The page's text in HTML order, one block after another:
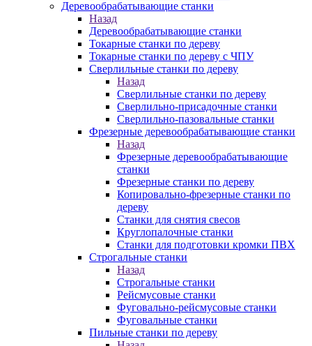
Деревообрабатывающие станки
Назад
Деревообрабатывающие станки
Токарные станки по дереву
Токарные станки по дереву с ЧПУ
Сверлильные станки по дереву
Назад
Сверлильные станки по дереву
Сверлильно-присадочные станки
Сверлильно-пазовальные станки
Фрезерные деревообрабатывающие станки
Назад
Фрезерные деревообрабатывающие
станки
Фрезерные станки по дереву
Копировально-фрезерные станки по
дереву
Станки для снятия свесов
Круглопалочные станки
Станки для подготовки кромки ПВХ
Строгальные станки
Назад
Строгальные станки
Рейсмусовые станки
Фуговально-рейсмусовые станки
Фуговальные станки
Пильные станки по дереву